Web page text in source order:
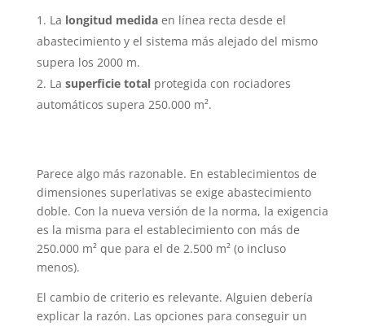
La longitud medidaen línea recta desde el
abastecimiento y el sistema más alejado del mismo
supera los 2000 m.
La superficie totalprotegida con rociadores
automáticos supera 250.000 m².
Parece algo más razonable. En establecimientos de
dimensiones superlativas se exige abastecimiento
doble. Con la nueva versión de la norma, la exigencia
es la misma para el establecimiento con más de
250.000 m² que para el de 2.500 m² (o incluso
menos).
El cambio de criterio es relevante. Alguien debería
explicar la razón. Las opciones para conseguir un